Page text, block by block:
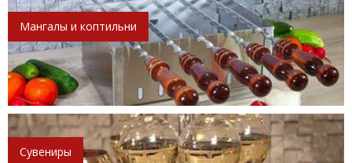
Мангалы и коптильни
Сувениры